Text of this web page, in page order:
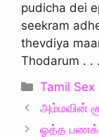
pudicha dei
seekram
thevdiya
Thodarum . . .
Tamil Sex
அம்மவின்
ஓத்த